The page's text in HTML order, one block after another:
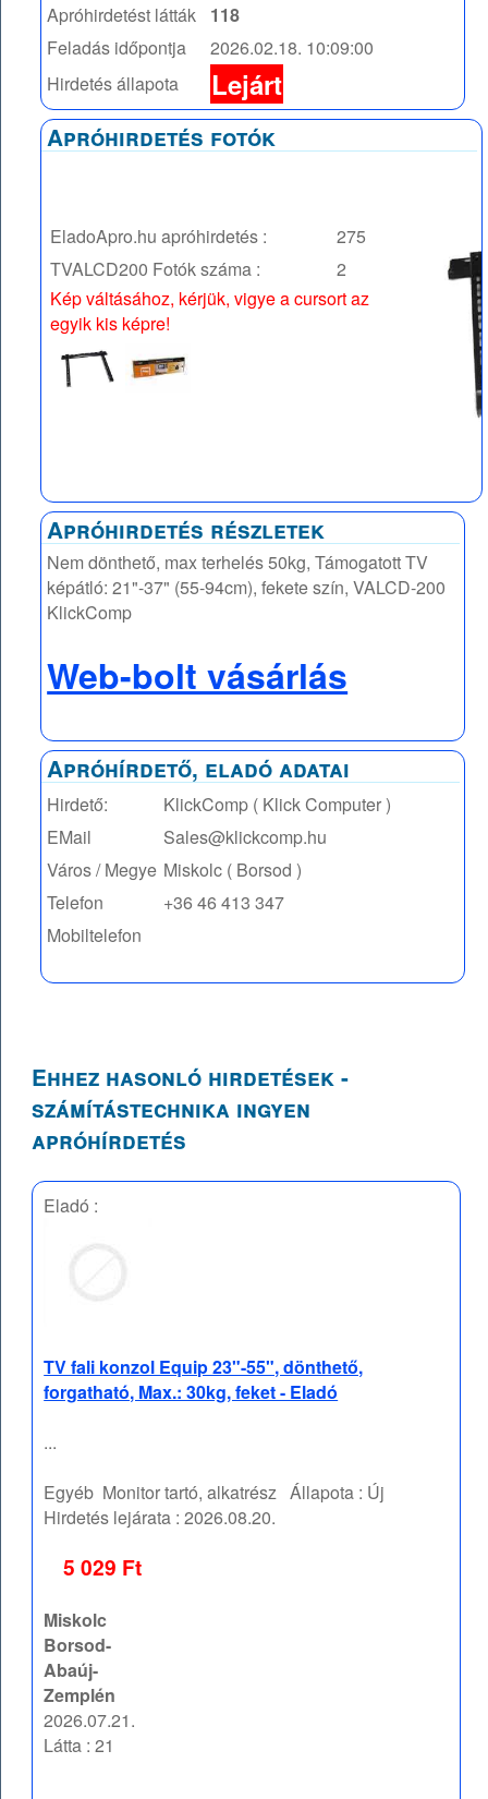
Apróhirdetést látták
118
Feladás időpontja
2026.02.18. 10:09:00
Hirdetés állapota
Lejárt
Apróhirdetés fotók
EladoApro.hu apróhirdetés :
275
TVALCD200 Fotók száma :
2
Kép váltásához, kérjük, vigye a cursort az
egyik kis képre!
Apróhirdetés részletek
Nem dönthető, max terhelés 50kg, Támogatott TV
képátló: 21"-37" (55-94cm), fekete szín, VALCD-200
KlickComp
Web-bolt vásárlás
Apróhírdető, eladó adatai
Hirdető:
KlickComp ( Klick Computer )
EMail
Sales@klickcomp.hu
Város / Megye Miskolc ( Borsod )
Telefon
+36 46 413 347
Mobiltelefon
Ehhez hasonló hirdetések -
számítástechnika ingyen
apróhírdetés
Eladó :
TV fali konzol Equip 23"-55", dönthető,
forgatható, Max.: 30kg, feket - Eladó
...
Egyéb Monitor tartó, alkatrész Állapota : Új
Hirdetés lejárata :2026.08.20.
5 029 Ft
Miskolc
Borsod-
Abaúj-
Zemplén
2026.07.21.
Látta : 21